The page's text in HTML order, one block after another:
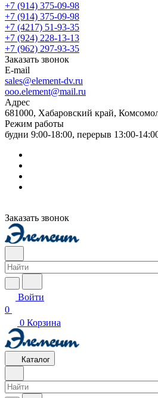
+7 (914) 375-09-98
+7 (914) 375-09-98
+7 (4217) 51-93-35
+7 (924) 228-13-13
+7 (962) 297-93-35
Заказать звонок
E-mail
sales@element-dv.ru
ooo.element@mail.ru
Адрес
681000, Хабаровский край,
Режим работы
будни 9:00-18:00, перерыв 13:00-
Заказать звонок
Войти
0
0 Корзина
Каталог